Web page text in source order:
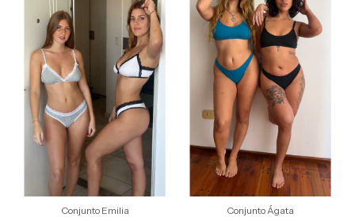
Conjunto Emilia
Conjunto Ágata